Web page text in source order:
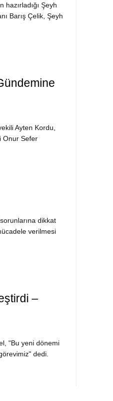
Şeyh
Barış Çelik, Şeyh
Ayten Kordu,
Onur Sefer
dikkat
verilmesi
–
"Bu yeni dönemi
dedi.